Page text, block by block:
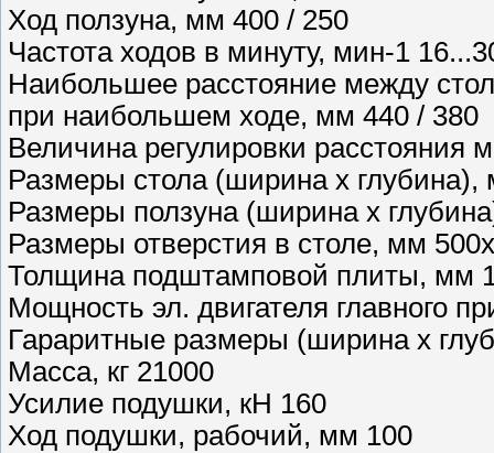
Ход ползуна, мм 400 / 250
Частота ходов в минуту, мин-1
Наибольшее расстояние между
при наибольшем ходе, мм 440 / 380
Величина регулировки
Размеры стола (ширина х глубина),
Размеры ползуна (ширина х
Размеры отверстия в столе, мм
Толщина подштамповой плиты, мм
Мощность эл. двигателя главного
Гараритные размеры (ширина х
Масса, кг 21000
Усилие подушки, кН 160
Ход подушки, рабочий, мм 100